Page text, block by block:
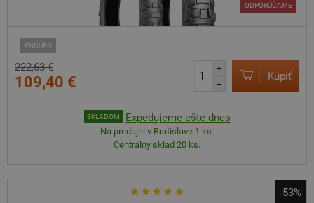
ENDURO
ODPORÚČAME
222,63 €
109,40 €
+
–
Kúpiť
SKLADOM Expedujeme ešte dnes
Na predajni v Bratislave 1 ks.
Centrálny sklad 20 ks.
-53%